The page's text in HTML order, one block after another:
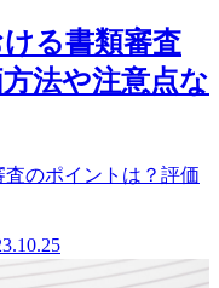
る書類審査
法や注意点な
のポイントは？評価